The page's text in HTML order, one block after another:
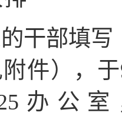
干部填写
附件），于
办公室